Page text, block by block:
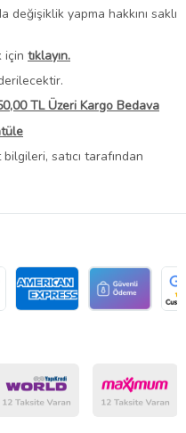
değişiklik yapma hakkını saklı
için tıklayın.
TL Üzeri Kargo Bedava
satıcı tarafından